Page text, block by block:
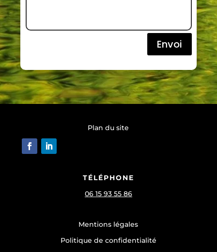
Envoi
Plan du site
TÉLÉPHONE
06 15 93 55 86
Mentions légales
Politique de confidentialité